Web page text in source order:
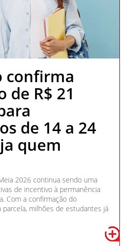
confirma
de R$ 21
de 14 a 24
quem
2026 continua sendo uma
de incentivo à permanência
Com a confirmação do
parcela, milhões de estudantes já